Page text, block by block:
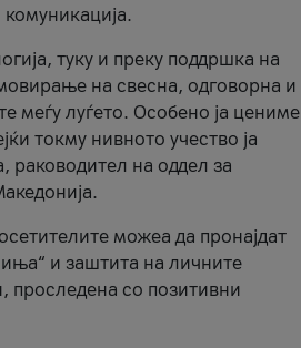
туку и преку поддршка на
на свесна, одговорна и
меѓу луѓето. Особено ја цениме
токму нивното учество ја
раководител на оддел за
можеа да пронајдат
и заштита на личните
проследена со позитивни